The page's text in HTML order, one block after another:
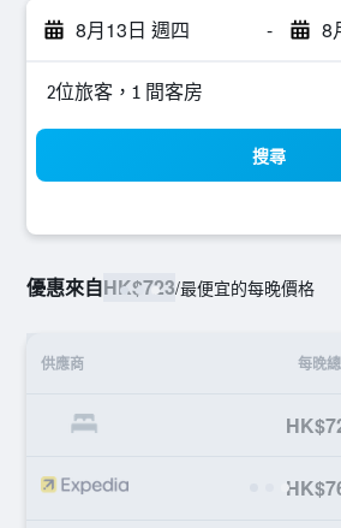
8月13日 週四 - 8
2位旅客，1 間客房
搜尋
優惠來自HK$723/最便宜的每晚價格
供應商 每晚